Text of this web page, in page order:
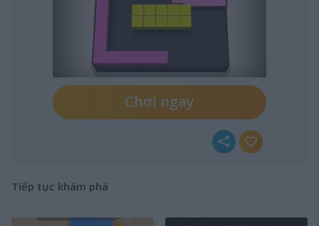
Chơi ngay
Tiếp tục khám phá